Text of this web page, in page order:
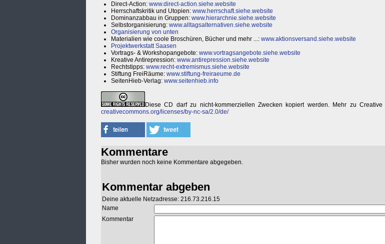
Direct-Action: www.direct-action.siehe.website
Herrschaftskritik und Utopien: www.herrschaft.siehe.website
Dominanzabbau in Gruppen: www.hierarchnie.siehe.website
Selbstorganisierung: www.alltagsalternativen.siehe.website
Organisierung von unten
Materialien wie coole Broschüren, Bücher und mehr ...: www.aktionsversand.siehe.website
Projektwerkstatt Saasen
Vortrags- & Workshopangebote: www.vortragsangebote.siehe.website
Kreative Antirepression: www.antirepression.siehe.website
Rechtstipps: www.recht-extremismus.siehe.website
Stiftung FreiRäume: www.stiftung-freiraeume.de
SeitenHieb-Verlag: www.seitenhieb.info
Diese CD darf zu nicht-kommerziellen Zwecken kopiert werden. Mehr zu Creative
creativecommons.org/licenses/by-nc-sa/2.0/de/
Kommentare
Bisher wurden noch keine Kommentare abgegeben.
Kommentar abgeben
Deine aktuelle Netzadresse: 216.73.216.15
Name
Kommentar